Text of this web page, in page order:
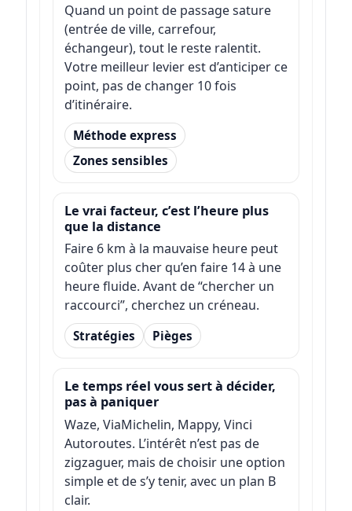
Quand un point de passage sature
(entrée de ville, carrefour,
échangeur), tout le reste ralentit.
Votre meilleur levier est d’anticiper ce
point, pas de changer 10 fois
d’itinéraire.
Méthode express
Zones sensibles
Le vrai facteur, c’est l’heure plus
que la distance
Faire 6 km à la mauvaise heure peut
coûter plus cher qu’en faire 14 à une
heure fluide. Avant de “chercher un
raccourci”, cherchez un créneau.
Stratégies Pièges
Le temps réel vous sert à décider,
pas à paniquer
Waze, ViaMichelin, Mappy, Vinci
Autoroutes. L’intérêt n’est pas de
zigzaguer, mais de choisir une option
simple et de s’y tenir, avec un plan B
clair.